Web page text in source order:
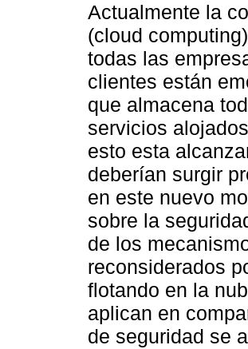
Actualmente la
(cloud
todas las
clientes están
que almacena
servicios
esto esta
deberían surgir
en este nuevo
sobre la
de los
reconsiderados
flotando en la
aplican en
de seguridad se